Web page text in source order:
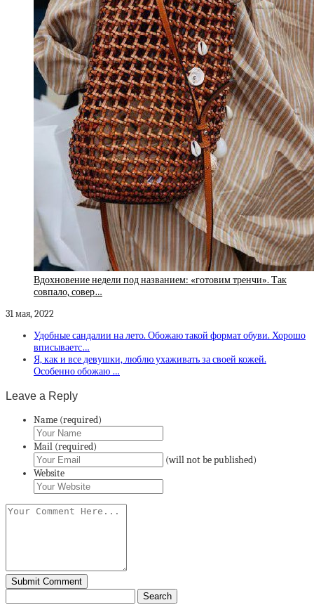
Вдохновение недели под названием: «готовим тренчи». Так
совпало, совер…
31 мая, 2022
Удобные сандалии на лето. Обожаю такой формат обуви. Хорошо
вписываетс…
Я, как и все девушки, люблю ухаживать за своей кожей.
Особенно обожаю …
Leave a Reply
Name (required)
Mail (required)
(will not be published)
Website